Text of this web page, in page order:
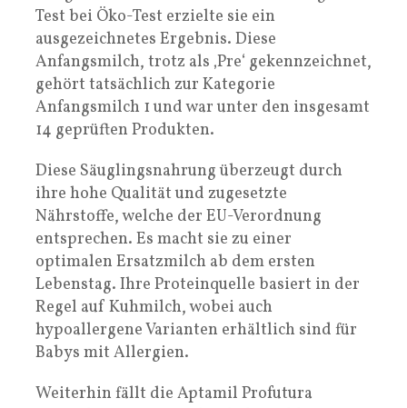
Test bei Öko-Test erzielte sie ein
ausgezeichnetes Ergebnis. Diese
Anfangsmilch, trotz als ‚Pre‘ gekennzeichnet,
gehört tatsächlich zur Kategorie
Anfangsmilch 1 und war unter den insgesamt
14 geprüften Produkten.
Diese Säuglingsnahrung überzeugt durch
ihre hohe Qualität und zugesetzte
Nährstoffe, welche der EU-Verordnung
entsprechen. Es macht sie zu einer
optimalen Ersatzmilch ab dem ersten
Lebenstag. Ihre Proteinquelle basiert in der
Regel auf Kuhmilch, wobei auch
hypoallergene Varianten erhältlich sind für
Babys mit Allergien.
Weiterhin fällt die Aptamil Profutura